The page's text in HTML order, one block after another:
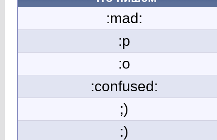
:mad:
:p
:o
:confused:
;)
:)